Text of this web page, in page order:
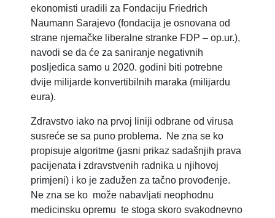
ekonomisti uradili za Fondaciju Friedrich
Naumann Sarajevo (fondacija je osnovana od
strane njemačke liberalne stranke FDP – op.ur.),
navodi se da će za saniranje negativnih
posljedica samo u 2020. godini biti potrebne
dvije milijarde konvertibilnih maraka (milijardu
eura).
Zdravstvo iako na prvoj liniji odbrane od virusa
susreće se sa puno problema. Ne zna se ko
propisuje algoritme (jasni prikaz sadašnjih prava
pacijenata i zdravstvenih radnika u njihovoj
primjeni) i ko je zadužen za tačno provođenje.
Ne zna se ko može nabavljati neophodnu
medicinsku opremu te stoga skoro svakodnevno